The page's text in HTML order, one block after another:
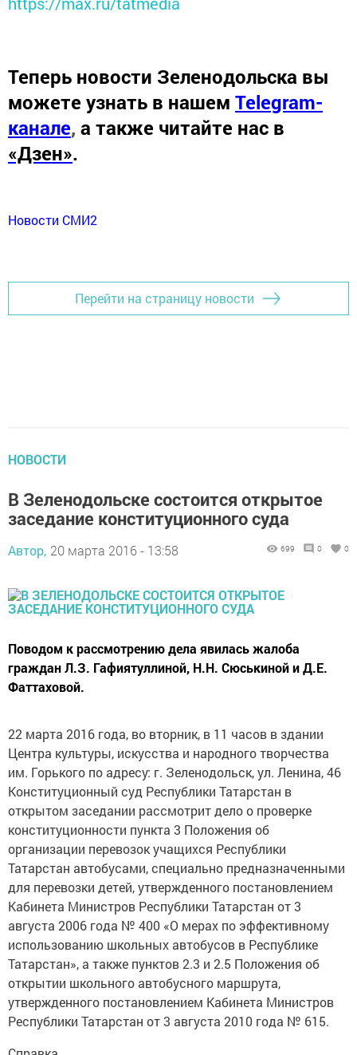
Теперь новости Зеленодольска вы
можете узнать в нашем Telegram-
канале, а также читайте нас в
«Дзен».
Новости СМИ2
Перейти на страницу новости
НОВОСТИ
В Зеленодольске состоится открытое
заседание конституционного суда
Автор, 20 марта 2016 - 13:58 699 0 0
Поводом к рассмотрению дела явилась жалоба
граждан Л.З. Гафиятуллиной, Н.Н. Сюськиной и Д.Е.
Фаттаховой.
22 марта 2016 года, во вторник, в 11 часов в здании
Центра культуры, искусства и народного творчества
им. Горького по адресу: г. Зеленодольск, ул. Ленина, 46
Конституционный суд Республики Татарстан в
открытом заседании рассмотрит дело о проверке
конституционности пункта 3 Положения об
организации перевозок учащихся Республики
Татарстан автобусами, специально предназначенными
для перевозки детей, утвержденного постановлением
Кабинета Министров Республики Татарстан от 3
августа 2006 года № 400 «О мерах по эффективному
использованию школьных автобусов в Республике
Татарстан», а также пунктов 2.3 и 2.5 Положения об
открытии школьного автобусного маршрута,
утвержденного постановлением Кабинета Министров
Республики Татарстан от 3 августа 2010 года № 615.